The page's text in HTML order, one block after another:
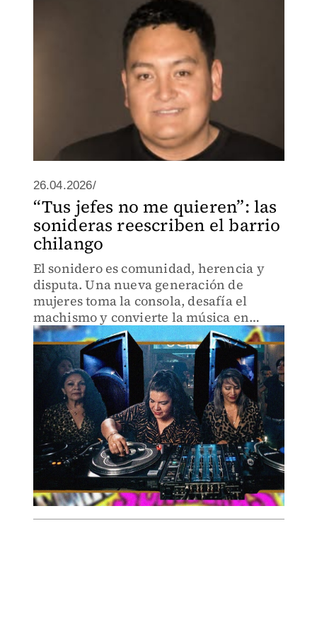
26.04.2026/
“Tus jefes no me quieren”: las
sonideras reescriben el barrio
chilango
El sonidero es comunidad, herencia y
disputa. Una nueva generación de
mujeres toma la consola, desafía el
machismo y convierte la música en
refugio, identidad y resistencia barrial.